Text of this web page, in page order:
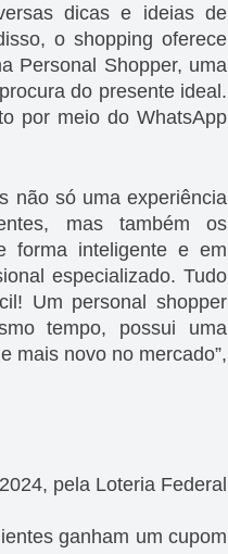
dicas e ideias de
o shopping oferece
Personal Shopper, uma
do presente ideal.
por meio do WhatsApp
não só uma experiência
mas também os
forma inteligente e em
especializado. Tudo
Um personal shopper
tempo, possui uma
mais novo no mercado”,
pela Loteria Federal
ganham um cupom